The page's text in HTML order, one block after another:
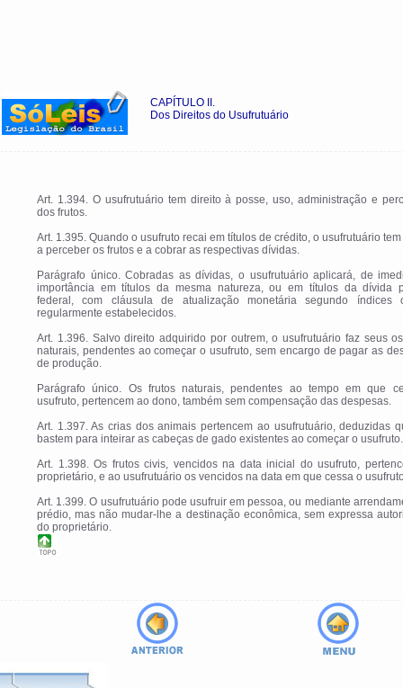
CAPÍTULO II.
Dos Direitos do Usufrutuário
Art. 1.394. O usufrutuário tem direito à posse, uso, administração e
dos frutos.
Art. 1.395. Quando o usufruto recai em títulos de crédito, o usufrutuário
a perceber os frutos e a cobrar as respectivas dívidas.
Parágrafo único. Cobradas as dívidas, o usufrutuário aplicará, de
importância em títulos da mesma natureza, ou em títulos da dívida
federal, com cláusula de atualização monetária segundo índices
regularmente estabelecidos.
Art. 1.396. Salvo direito adquirido por outrem, o usufrutuário faz seus
naturais, pendentes ao começar o usufruto, sem encargo de pagar as
de produção.
Parágrafo único. Os frutos naturais, pendentes ao tempo em que
usufruto, pertencem ao dono, também sem compensação das despesas.
Art. 1.397. As crias dos animais pertencem ao usufrutuário, deduzidas
bastem para inteirar as cabeças de gado existentes ao começar o usufruto.
Art. 1.398. Os frutos civis, vencidos na data inicial do usufruto,
proprietário, e ao usufrutuário os vencidos na data em que cessa o
Art. 1.399. O usufrutuário pode usufruir em pessoa, ou mediante
prédio, mas não mudar-lhe a destinação econômica, sem expressa
do proprietário.